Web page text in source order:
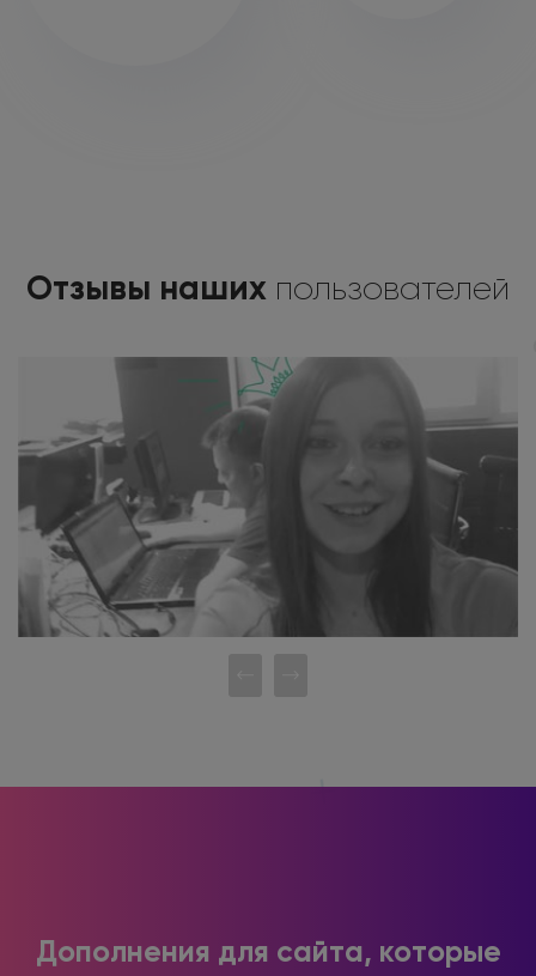
Отзывы наших пользователей
Дополнения для сайта, которые